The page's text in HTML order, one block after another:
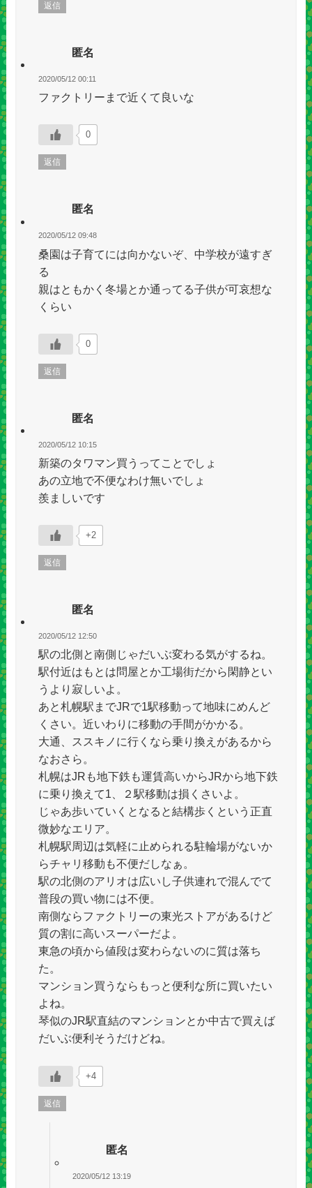
返信
匿名
2020/05/12 00:11
ファクトリーまで近くて良いな
0
返信
匿名
2020/05/12 09:48
桑園は子育てには向かないぞ、中学校が遠すぎ
る
親はともかく冬場とか通ってる子供が可哀想な
くらい
0
返信
匿名
2020/05/12 10:15
新築のタワマン買うってことでしょ
あの立地で不便なわけ無いでしょ
羨ましいです
+2
返信
匿名
2020/05/12 12:50
駅の北側と南側じゃだいぶ変わる気がするね。
駅付近はもとは問屋とか工場街だから閑静とい
うより寂しいよ。
あと札幌駅までJRで1駅移動って地味にめんど
くさい。近いわりに移動の手間がかかる。
大通、ススキノに行くなら乗り換えがあるから
なおさら。
札幌はJRも地下鉄も運賃高いからJRから地下鉄
に乗り換えて1、２駅移動は損くさいよ。
じゃあ歩いていくとなると結構歩くという正直
微妙なエリア。
札幌駅周辺は気軽に止められる駐輪場がないか
らチャリ移動も不便だしなぁ。
駅の北側のアリオは広いし子供連れで混んでて
普段の買い物には不便。
南側ならファクトリーの東光ストアがあるけど
質の割に高いスーパーだよ。
東急の頃から値段は変わらないのに質は落ち
た。
マンション買うならもっと便利な所に買いたい
よね。
琴似のJR駅直結のマンションとか中古で買えば
だいぶ便利そうだけどね。
+4
返信
匿名
2020/05/12 13:19